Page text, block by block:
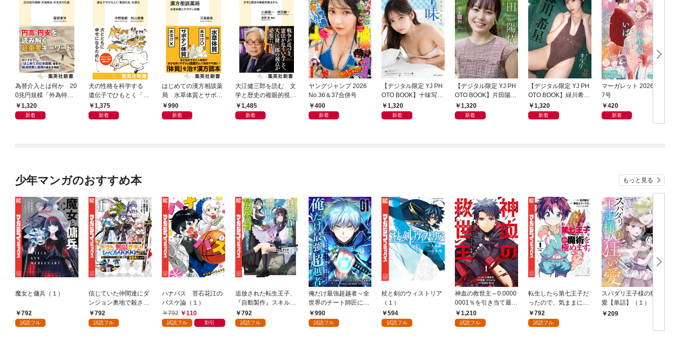
為替介入とは何か 20
0兆円規模「外為特
会」が生まれた謎
1,320
新着
犬の性格を科学する
遺伝子でひもとく「最
良の友」の進化
1,375
新着
はじめての漢方相談薬
局 水草体質とサボテ
ン体質
990
新着
大江健三郎を読む 文
学と歴史の複眼的視点
から1,485
新着
ヤングジャンプ 2026
No.36＆37合併号
400
新着
【デジタル限定 YJ PH
OTO BOOK】十味写真
集「続・『ぽみ』！？
どこでもトレイン・ベ
1,320
新着
【デジタル限定 YJ PH
OTO BOOK】片田陽依
写真集「羽色日和」
1,320
新着
【デジタル限定 YJ PH
OTO BOOK】緑川希星
写真集「きらら、キラ
リ」
1,320
新着
マーガレット 2026年1
7号
420
新着
少年マンガのおすすめ本 もっと見る
魔女と傭兵（１）
792
試読フル
信じていた仲間達にダ
ンジョン奥地で殺され
かけたがギフト『無限
ガチャ』でレベル９９
792
試読フル
ハナバス 苔石花江の
バスケ論（１）
792
110
試読フル 割引
追放された転生王子、
『自動製作』スキルで
領地を爆速で開拓し最
強の村を作ってしまう
792
試読フル
俺だけ最強超越者～全
世界のチート師匠に認
められた～【単行本】
（１）
990
試読フル
杖と剣のウィストリア
（１）
594
試読フル
神血の救世主～0.0000
0001％を引き当て最強
へ～【電子書籍特典
付】（１）
1,210
試読フル
転生したら第七王子だ
ったので、気ままに魔
術を極めます（１）
792
試読フル
スパダリ王子様の狂い
愛【単話】（１）
209